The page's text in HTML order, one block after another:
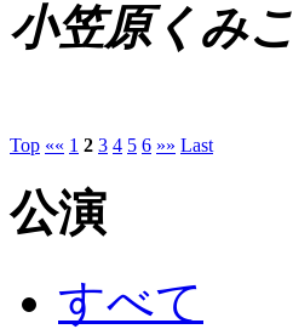
小笠原くみこ
Top «« 1 2 3 4 5 6 »» Last
公演
すべて